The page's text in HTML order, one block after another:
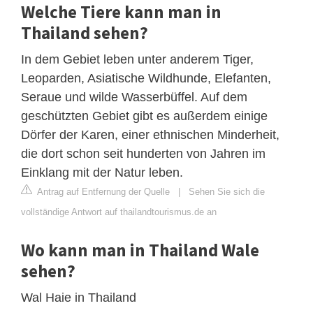
Welche Tiere kann man in
Thailand sehen?
In dem Gebiet leben unter anderem Tiger,
Leoparden, Asiatische Wildhunde, Elefanten,
Seraue und wilde Wasserbüffel. Auf dem
geschützten Gebiet gibt es außerdem einige
Dörfer der Karen, einer ethnischen Minderheit,
die dort schon seit hunderten von Jahren im
Einklang mit der Natur leben.
Antrag auf Entfernung der Quelle
Sehen Sie sich die
vollständige Antwort auf thailandtourismus.de an
Wo kann man in Thailand Wale
sehen?
Wal Haie in Thailand